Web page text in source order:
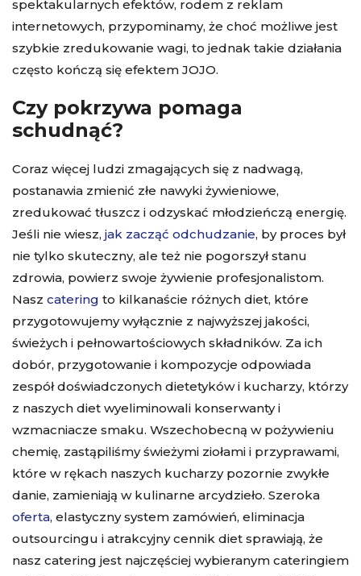
spektakularnych efektów, rodem z reklam
internetowych, przypominamy, że choć możliwe jest
szybkie zredukowanie wagi, to jednak takie działania
często kończą się efektem JOJO.
Czy pokrzywa pomaga
schudnąć?
Coraz więcej ludzi zmagających się z nadwagą,
postanawia zmienić złe nawyki żywieniowe,
zredukować tłuszcz i odzyskać młodzieńczą energię.
Jeśli nie wiesz, jak zacząć odchudzanie, by proces był
nie tylko skuteczny, ale też nie pogorszył stanu
zdrowia, powierz swoje żywienie profesjonalistom.
Nasz catering to kilkanaście różnych diet, które
przygotowujemy wyłącznie z najwyższej jakości,
świeżych i pełnowartościowych składników. Za ich
dobór, przygotowanie i kompozycje odpowiada
zespół doświadczonych dietetyków i kucharzy, którzy
z naszych diet wyeliminowali konserwanty i
wzmacniacze smaku. Wszechobecną w pożywieniu
chemię, zastąpiliśmy świeżymi ziołami i przyprawami,
które w rękach naszych kucharzy pozornie zwykłe
danie, zamieniają w kulinarne arcydzieło. Szeroka
oferta, elastyczny system zamówień, eliminacja
outsourcingu i atrakcyjnycennik diet sprawiają, że
nasz catering jest najczęściej wybieranym cateringiem